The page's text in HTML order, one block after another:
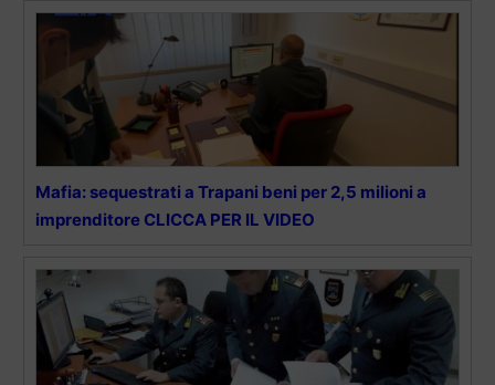
Mafia: sequestrati a Trapani beni per 2,5 milioni a
imprenditore CLICCA PER IL VIDEO